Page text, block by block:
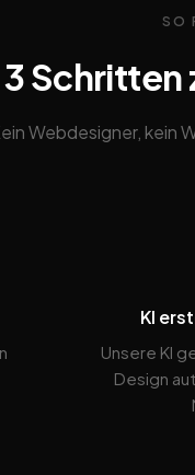
SO
3
Webdesigner, kein
KI
Unsere KI
Design